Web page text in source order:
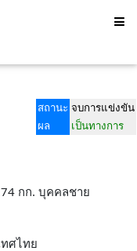
สถานะ จบการแข่งขัน
ผล
เป็นทางการ
กก. บุคคลชาย
ศไทย